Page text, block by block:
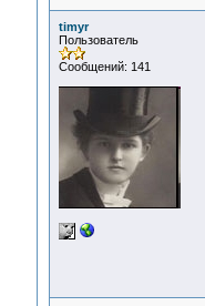
timyr
Пользователь
Сообщений: 141